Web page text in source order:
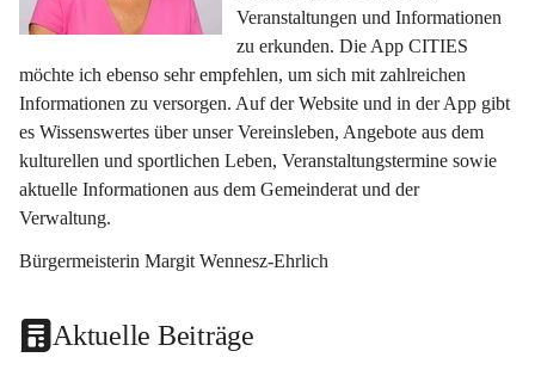
Veranstaltungen und Informationen
zu erkunden. Die App CITIES
möchte ich ebenso sehr empfehlen, um sich mit zahlreichen
Informationen zu versorgen. Auf der Website und in der App gibt
es Wissenswertes über unser Vereinsleben, Angebote aus dem
kulturellen und sportlichen Leben, Veranstaltungstermine sowie
aktuelle Informationen aus dem Gemeinderat und der
Verwaltung.
Bürgermeisterin Margit Wennesz-Ehrlich
Aktuelle Beiträge